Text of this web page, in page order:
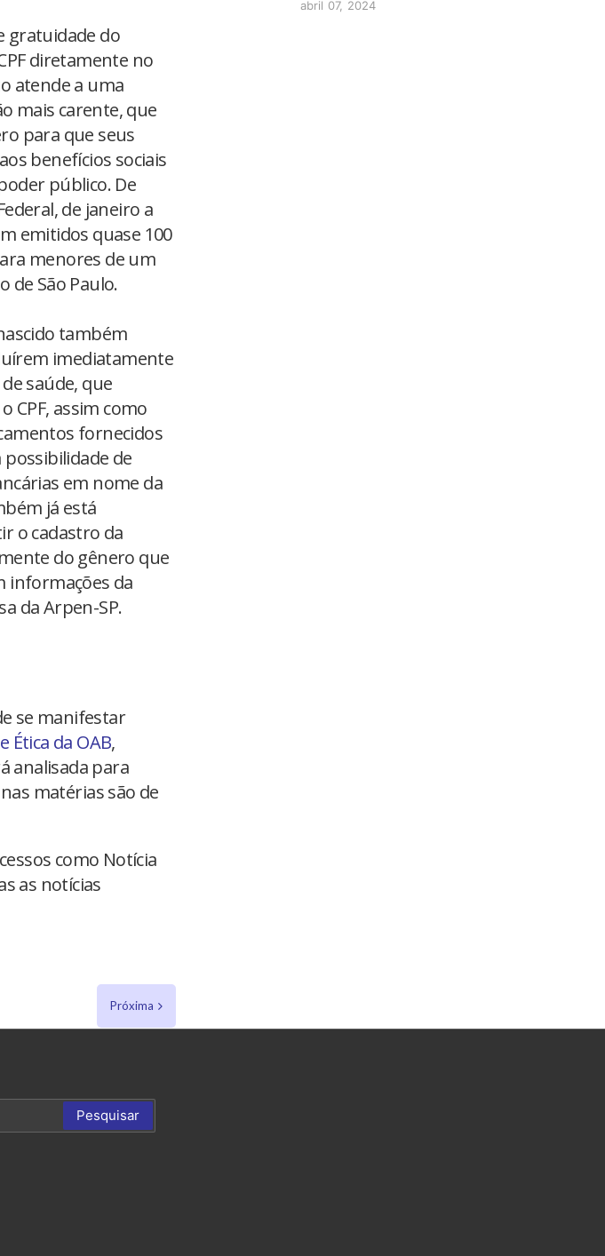
gratuidade do
diretamente no
atende a uma
mais carente, que
para que seus
benefícios sociais
público. De
de janeiro a
emitidos quase 100
menores de um
de São Paulo.
também
imediatamente
saúde, que
CPF, assim como
fornecidos
de
em nome da
já está
o cadastro da
do gênero que
informações da
da Arpen-SP.
se manifestar
Ética da OAB,
analisada para
matérias são de
como Notícia
as notícias
Próxima
abril 07, 2024